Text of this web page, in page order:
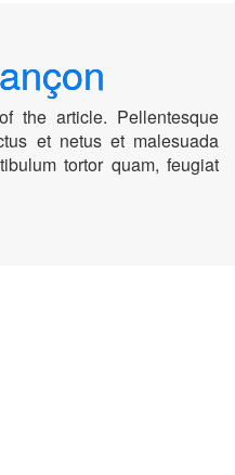
the article. Pellentesque
et netus et malesuada
tortor quam, feugiat